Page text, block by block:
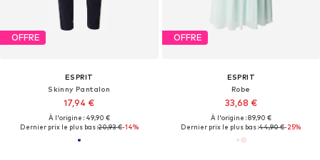
OFFRE
ESPRIT
Skinny Pantalon
17,94 €
À l'origine : 49,90 €
Dernier prix le plus bas :20,93 €-14%
OFFRE
ESPRIT
Robe
33,68 €
À l'origine : 89,90 €
Dernier prix le plus bas :44,90 €-25%